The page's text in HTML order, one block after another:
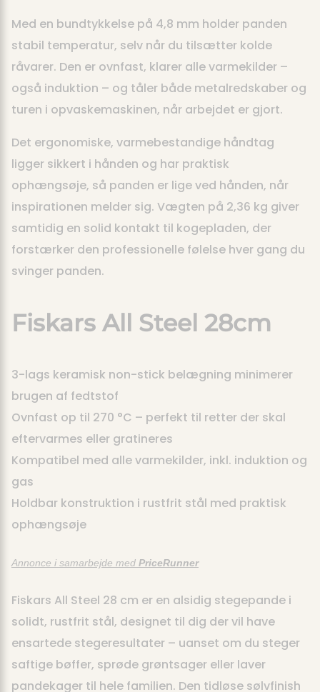
Med en bundtykkelse på 4,8 mm holder panden
stabil temperatur, selv når du tilsætter kolde
råvarer. Den er ovnfast, klarer alle varmekilder –
også induktion – og tåler både metalredskaber og
turen i opvaskemaskinen, når arbejdet er gjort.
Det ergonomiske, varmebestandige håndtag
ligger sikkert i hånden og har praktisk
ophængsøje, så panden er lige ved hånden, når
inspirationen melder sig. Vægten på 2,36 kg giver
samtidig en solid kontakt til kogepladen, der
forstærker den professionelle følelse hver gang du
svinger panden.
Fiskars All Steel 28cm
3-lags keramisk non-stick belægning minimerer
brugen af fedtstof
Ovnfast op til 270 °C – perfekt til retter der skal
eftervarmes eller gratineres
Kompatibel med alle varmekilder, inkl. induktion og
gas
Holdbar konstruktion i rustfrit stål med praktisk
ophængsøje
Annonce i samarbejde med PriceRunner
Fiskars All Steel 28 cm er en alsidig stegepande i
solidt, rustfrit stål, designet til dig der vil have
ensartede stegeresultater – uanset om du steger
saftige bøffer, sprøde grøntsager eller laver
pandekager til hele familien. Den tidløse sølvfinish